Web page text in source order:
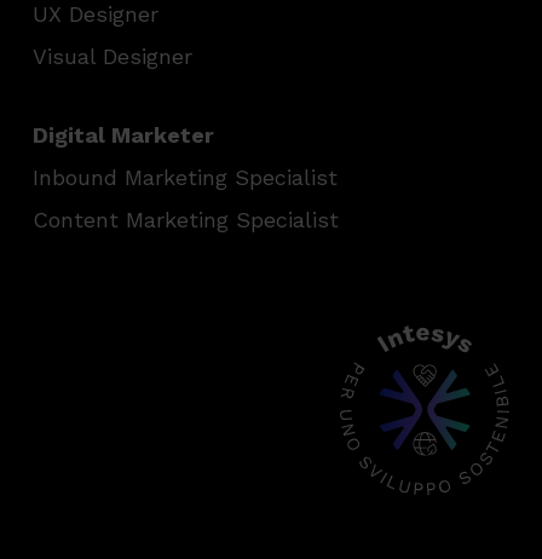
UX Designer
Visual Designer
Digital Marketer
Inbound Marketing Specialist
Content Marketing Specialist